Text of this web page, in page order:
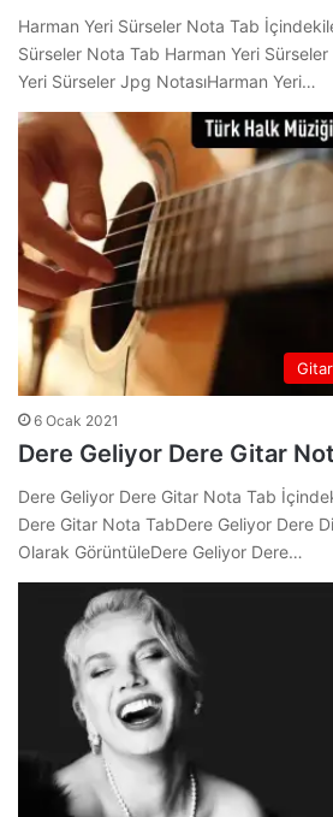
Harman Yeri Sürseler Nota Tab
Sürseler Nota Tab Harman Yeri Sürseler
Yeri Sürseler Jpg NotasıHarman Yeri…
6 Ocak 2021
Dere Geliyor Dere Gitar
Dere Geliyor Dere Gitar Nota Tab
Dere Gitar Nota TabDere Geliyor Dere
Olarak GörüntüleDere Geliyor Dere…